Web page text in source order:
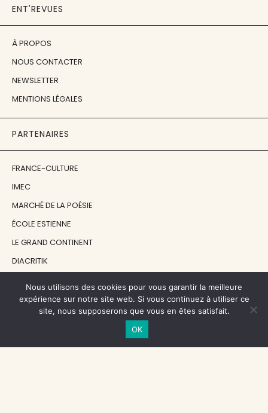
ENT'REVUES
À PROPOS
NOUS CONTACTER
NEWSLETTER
MENTIONS LÉGALES
PARTENAIRES
FRANCE-CULTURE
IMEC
MARCHÉ DE LA POÉSIE
ÉCOLE ESTIENNE
LE GRAND CONTINENT
DIACRITIK
NOS SOUTIENS
CENTRE NATIONAL DU LIVRE
Nous utilisons des cookies pour vous garantir la meilleure
expérience sur notre site web. Si vous continuez à utiliser ce
site, nous supposerons que vous en êtes satisfait.
OK